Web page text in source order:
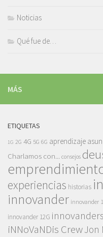
Noticias
Qué fue de…
MÁS
ETIQUETAS
1G 2G 4G 5G 6G aprendizaje
Charlamos con... consejos
experiencias historias
innovander innovander
innovander 12G innovanders
iNNoVaNDis CrewJon